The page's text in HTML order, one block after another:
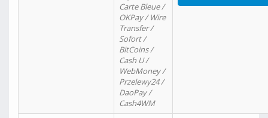
Carte Bleue /
OKPay / Wire
Transfer /
Sofort /
BitCoins /
Cash U /
WebMoney /
Przelewy24 /
DaoPay /
Cash4WM